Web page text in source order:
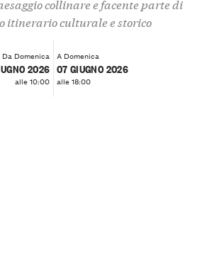
collinare e facente parte di
itinerario culturale e storico
Da Domenica
2026
alle 10:00
A Domenica
07 GIUGNO 2026
alle 18:00